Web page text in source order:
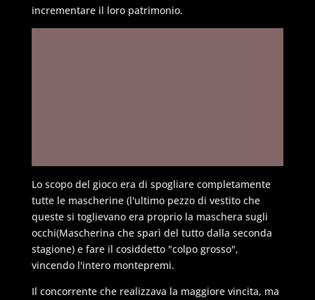
incrementare il loro patrimonio.
Lo scopo del gioco era di spogliare completamente
tutte le mascherine (l'ultimo pezzo di vestito che
queste si toglievano era proprio la maschera sugli
occhi(Mascherina che sparì del tutto dalla seconda
stagione) e fare il cosiddetto "colpo grosso",
vincendo l'intero montepremi.
Il concorrente che realizzava la maggiore vincita, ma